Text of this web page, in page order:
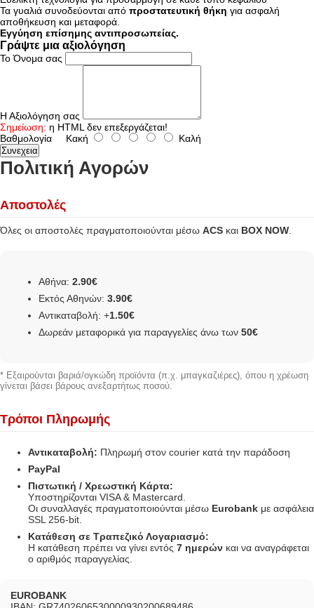
Τα γυαλιά συνοδεύονται από προστατευτική θήκη για ασφαλή
αποθήκευση και μεταφορά.
Εγγύηση επίσημης αντιπροσωπείας.
Γράψτε μια αξιολόγηση
Το Όνομα σας
Η Αξιολόγηση σας
Σημείωση: η HTML δεν επεξεργάζεται!
Βαθμολογία Κακή Καλή
Συνεχεια
Πολιτική Αγορών
Αποστολές
Όλες οι αποστολές πραγματοποιούνται μέσω ACS και BOX NOW
Αθήνα: 2.90€
Εκτός Αθηνών: 3.90€
Αντικαταβολή: +1.50€
Δωρεάν μεταφορικά για παραγγελίες άνω των 50€
* Εξαιρούνται βαριά/ογκώδη προϊόντα (π.χ. μπαγκαζιέρες), όπου η χρέωση
γίνεται βάσει βάρους ανεξαρτήτως ποσού.
Τρόποι Πληρωμής
Αντικαταβολή: Πληρωμή στον courier κατά την παράδοση
PayPal
Πιστωτική / Χρεωστική Κάρτα:
Υποστηρίζονται VISA & Mastercard.
Οι συναλλαγές πραγματοποιούνται μέσω Eurobank με ασφάλεια
SSL 256-bit.
Κατάθεση σε Τραπεζικό Λογαριασμό:
Η κατάθεση πρέπει να γίνει εντός 7 ημερών και να αναγράφεται
ο αριθμός παραγγελίας.
EUROBANK